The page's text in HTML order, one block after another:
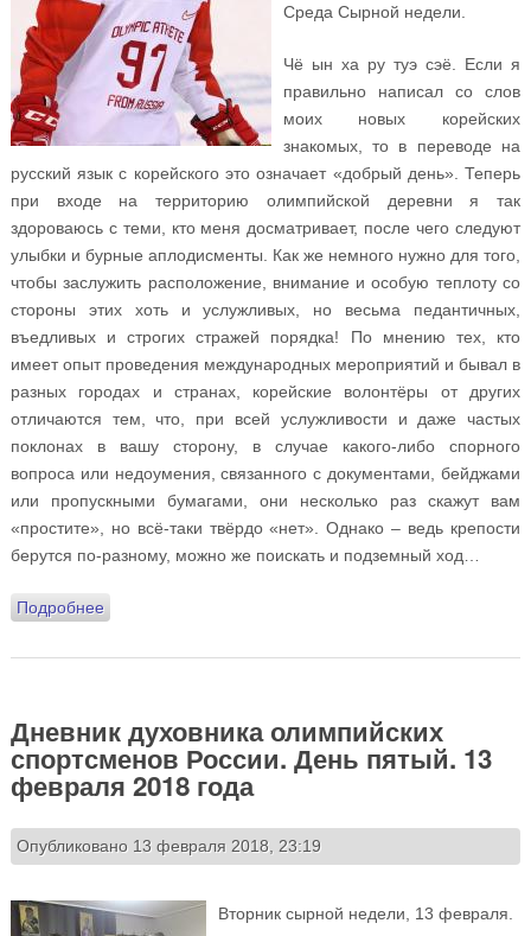
Среда Сырной недели.
Чё ын ха ру туэ сэё. Если я
правильно написал со слов
моих новых корейских
знакомых, то в переводе на
русский язык с корейского это означает «добрый день». Теперь
при входе на территорию олимпийской деревни я так
здороваюсь с теми, кто меня досматривает, после чего следуют
улыбки и бурные аплодисменты. Как же немного нужно для того,
чтобы заслужить расположение, внимание и особую теплоту со
стороны этих хоть и услужливых, но весьма педантичных,
въедливых и строгих стражей порядка! По мнению тех, кто
имеет опыт проведения международных мероприятий и бывал в
разных городах и странах, корейские волонтёры от других
отличаются тем, что, при всей услужливости и даже частых
поклонах в вашу сторону, в случае какого-либо спорного
вопроса или недоумения, связанного с документами, бейджами
или пропускными бумагами, они несколько раз скажут вам
«простите», но всё-таки твёрдо «нет». Однако – ведь крепости
берутся по-разному, можно же поискать и подземный ход…
Подробнеео Дневник духовника олимпийских спортсменов
Дневник духовника олимпийских
спортсменов России. День пятый. 13
февраля 2018 года
Опубликовано 13 февраля 2018, 23:19
Вторник сырной недели, 13 февраля.